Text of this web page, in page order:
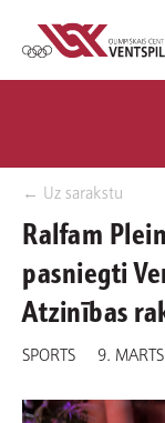
← Uz sarakstu
Ralfam
pasniegti
Atzinības
SPORTS 9.